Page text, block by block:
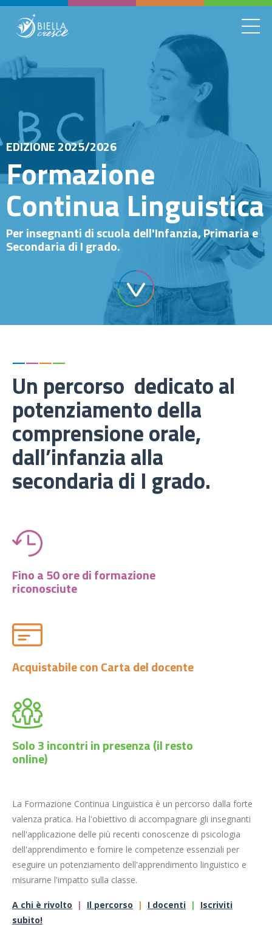
EDIZIONE 2025/2026
Formazione
Continua Linguistica
Per insegnanti di scuola dell'Infanzia, Primaria e
Secondaria di I grado.
————
Un percorso dedicato al
potenziamento della
comprensione orale,
dall’infanzia alla
secondaria di I grado.
Fino a 50 ore di formazione
riconosciute
Acquistabile con Carta del docente
Solo 3 incontri in presenza (il resto
online)
La Formazione Continua Linguistica è un percorso dalla forte
valenza pratica. Ha l'obiettivo di accompagnare gli insegnanti
nell'applicazione delle più recenti conoscenze di psicologia
dell'apprendimento e fornire le competenze essenziali per
eseguire un potenziamento dell'apprendimento linguistico e
misurarne l'impatto sulla classe.
A chi è rivolto | Il percorso | I docenti |
Iscriviti
subito!